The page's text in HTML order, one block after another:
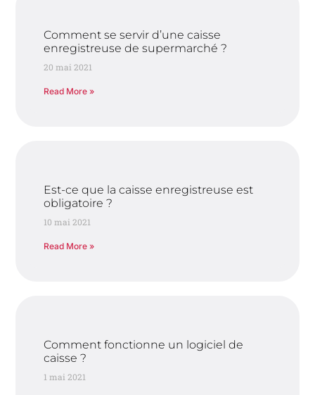
Comment se servir d’une caisse
enregistreuse de supermarché ?
20 mai 2021
Read More »
Est-ce que la caisse enregistreuse est
obligatoire ?
10 mai 2021
Read More »
Comment fonctionne un logiciel de
caisse ?
1 mai 2021